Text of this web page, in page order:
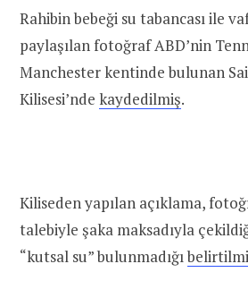
Rahibin bebeği su tabancası ile
paylaşılan fotoğraf ABD’nin
Manchester kentinde bulunan
Kilisesi’nde kaydedilmiş.
Kiliseden yapılan açıklama,
talebiyle şaka maksadıyla
“kutsal su” bulunmadığı